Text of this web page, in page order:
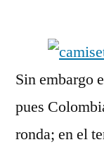
Sin embargo
pues
ronda; en el